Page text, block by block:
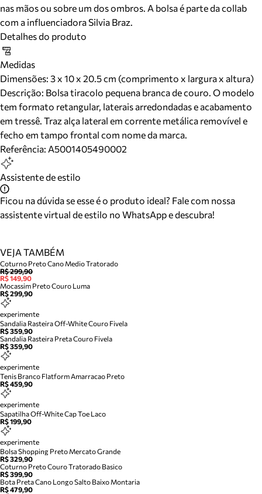
nas mãos ou sobre um dos ombros. A bolsa é parte da collab
com a influenciadora Silvia Braz.
Detalhes do produto
Medidas
Dimensões: 3 x 10 x 20.5 cm (comprimento x largura x altura)
Descrição: Bolsa tiracolo pequena branca de couro. O modelo
tem formato retangular, laterais arredondadas e acabamento
em tressê. Traz alça lateral em corrente metálica removível e
fecho em tampo frontal com nome da marca.
Referência: A5001405490002
Assistente de estilo
Ficou na dúvida se esse é o produto ideal? Fale com nossa
assistente virtual de estilo no WhatsApp e descubra!
VEJA TAMBÉM
Coturno Preto Cano Medio Tratorado
R$ 299,90
R$ 149,90
Mocassim Preto Couro Luma
R$ 299,90
experimente
Sandalia Rasteira Off-White Couro Fivela
R$ 359,90
Sandalia Rasteira Preta Couro Fivela
R$ 359,90
experimente
Tenis Branco Flatform Amarracao Preto
R$ 459,90
experimente
Sapatilha Off-White Cap Toe Laco
R$ 199,90
experimente
Bolsa Shopping Preto Mercato Grande
R$ 329,90
Coturno Preto Couro Tratorado Basico
R$ 399,90
Bota Preta Cano Longo Salto Baixo Montaria
R$ 479,90